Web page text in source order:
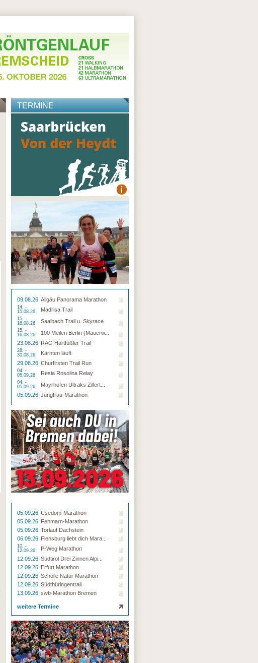
TERMINE
09.08.26 Allgäu Panorama Marathon
14. -
15.08.26
Madrisa Trail
15. -
16.08.26
Saalbach Trail u. Skyrace
15. -
16.08.26
100 Meilen Berlin (Mauerw...
23.08.26 RAG Hartfüßler Trail
28. -
30.08.26
Kärnten läuft
29.08.26 Churfirsten Trail Run
04. -
05.09.26
Resia Rosolina Relay
04. -
05.09.26
Mayrhofen Ultraks Zillert...
05.09.26 Jungfrau-Marathon
05.09.26 Usedom-Marathon
05.09.26 Fehmarn-Marathon
05.09.26 Torlauf Dachstein
06.09.26 Flensburg liebt dich Mara...
10. -
12.09.26
P-Weg Marathon
12.09.26 Südtirol Drei Zinnen Alpi...
12.09.26 Erfurt Marathon
12.09.26 Scholle Natur Marathon
12.09.26 Südthüringentrail
13.09.26 swb-Marathon Bremen
weitere Termine